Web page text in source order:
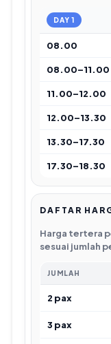
DAY 1
08.00
08.00–11.00
11.00–12.00
12.00–13.30
13.30–17.30
17.30–18.30
DAFTAR
Harga tertera
sesuai jumlah
JUMLAH
2 pax
3 pax